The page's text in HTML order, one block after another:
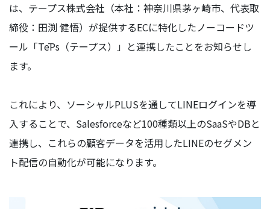
は、テープス株式会社（本社：神奈川県茅ヶ崎市、代表取
締役：田渕 健悟）が提供するECに特化したノーコードツ
ール「TēPs（テープス）」と連携したことをお知らせし
ます。
これにより、ソーシャルPLUSを通してLINEログインを導
入することで、Salesforceなど100種類以上のSaaSやDBと
連携し、これらの顧客データを活用したLINEのセグメン
ト配信の自動化が可能になります。